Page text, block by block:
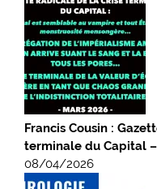
Francis Cousin :
terminale du Capital –
08/04/2026